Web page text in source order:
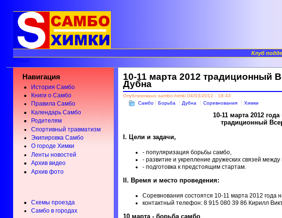
Клуб
Навигация
История Самбо
Книги о Самбо
Правила Самбо
Календарь Самбо
Родителям
Спортивный травматизм
Экипировка Самбо
О городе Химки
Ленты новостей
Архив видео
Архив фото
Схемы проезда
Самбо в городах
10-11 марта 2012 традиционный
Дубна
Опубликовано sambo-himki 04/03/2012 - 18:43
Самбо
Борьба Дубна Соревнования Химки
10-11 марта 2012
традиционный
I. Цели и задачи,
- популяризация борьбы самбо,
- развитие и укрепление дружеских связей
- подготовка к предстоящим стартам.
II. Время и место проведения:
Соревнования состоятся 10-11 марта 2012 года
контактный телефон: 8 915 080 39 86 Кирилл
10 марта - борьба самбо